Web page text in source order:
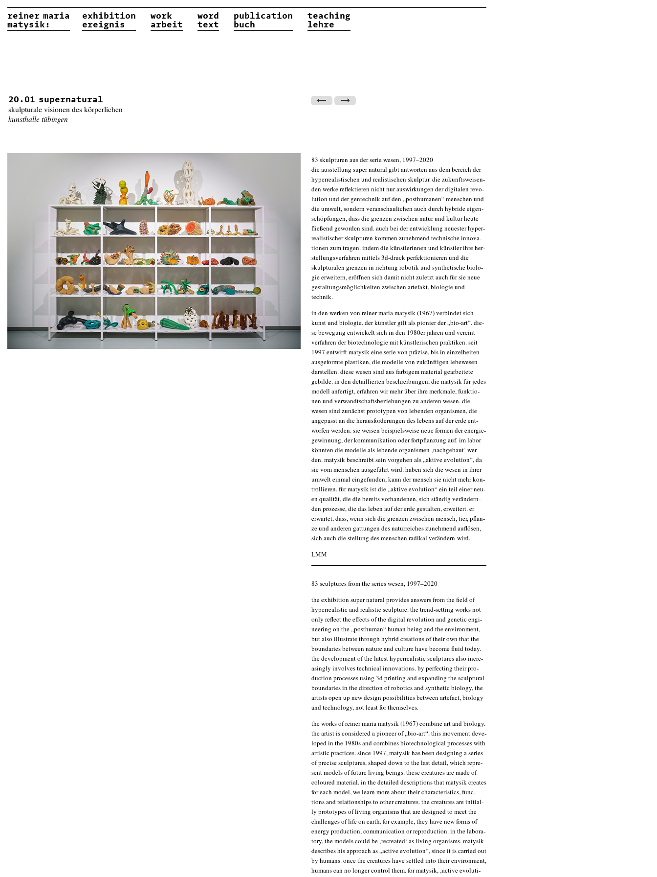
20.01 supernatural
skulpturale visionen des körperlichen
kunsthalle tübingen
83 skulp­tu­ren aus der serie wesen, 1997–2020
die aus­stel­lung super natu­ral gibt ant­wor­ten aus dem bereich der
hyper­rea­lis­ti­schen und rea­lis­ti­schen skulp­tur. die zukunfts­wei­sen­
den wer­ke reflek­tie­ren nicht nur aus­wir­kun­gen der digi­ta­len revo­
lu­ti­on und der gen­tech­nik auf den „post­hu­ma­nen“ men­schen und
die umwelt, son­dern ver­an­schau­li­chen auch durch hybri­de eigen­
schöp­fun­gen, dass die gren­zen zwi­schen natur und kul­tur heu­te
flie­ßend gewor­den sind. auch bei der ent­wick­lung neu­es­ter hyper­
rea­lis­ti­scher skulp­tu­ren kom­men zuneh­mend tech­ni­sche inno­va­
tio­nen zum tra­gen. indem die künst­le­rin­nen und künst­ler ihre her­
stel­lungs­ver­fah­ren mit­tels 3d-druck per­fek­tio­nie­ren und die
skulp­tu­ra­len gren­zen in rich­tung robo­tik und syn­the­ti­sche bio­lo­
gie erwei­tern, eröff­nen sich damit nicht zuletzt auch für sie neue
gestal­tungs­mög­lich­kei­ten zwi­schen arte­fakt, bio­lo­gie und
technik.
in den wer­ken von rei­ner maria maty­sik (1967) ver­bin­det sich
kunst und bio­lo­gie. der künst­ler gilt als pio­nier der „bio-art“. die­
se bewe­gung ent­wi­ckelt sich in den 1980er jah­ren und ver­eint
ver­fah­ren der bio­tech­no­lo­gie mit künst­le­ri­schen prak­ti­ken. seit
1997 ent­wirft maty­sik eine serie von prä­zi­se, bis in ein­zel­hei­ten
aus­ge­form­te plas­ti­ken, die model­le von zukünf­ti­gen lebe­we­sen
dar­stel­len. die­se wesen sind aus far­bi­gem mate­ri­al gear­bei­te­te
gebil­de. in den detail­lier­ten beschrei­bun­gen, die maty­sik für jedes
modell anfer­tigt, erfah­ren wir mehr über ihre merk­ma­le, funk­tio­
nen und ver­wandt­schafts­be­zie­hun­gen zu ande­ren wesen. die
wesen sind zunächst pro­to­ty­pen von leben­den orga­nis­men, die
ange­passt an die her­aus­for­de­run­gen des lebens auf der erde ent­
wor­fen wer­den. sie wei­sen bei­spiels­wei­se neue for­men der ener­gie­
ge­win­nung, der kom­mu­ni­ka­ti­on oder fort­pflan­zung auf. im labor
könn­ten die model­le als leben­de orga­nis­men ‚nach­ge­baut‘ wer­
den. maty­sik beschreibt sein vor­ge­hen als „akti­ve evo­lu­ti­on“, da
sie vom men­schen aus­ge­führt wird. haben sich die wesen in ihrer
umwelt ein­mal ein­ge­fun­den, kann der mensch sie nicht mehr kon­
trol­lie­ren. für maty­sik ist die „akti­ve evo­lu­ti­on“ ein teil einer neu­
en qua­li­tät, die die bereits vor­han­de­nen, sich stän­dig ver­än­dern­
den pro­zes­se, die das leben auf der erde gestal­ten, erwei­tert. er
erwar­tet, dass, wenn sich die gren­zen zwi­schen mensch, tier, pflan­
ze und ande­ren gat­tun­gen des natur­rei­ches zuneh­mend auf­lö­sen,
sich auch die stel­lung des men­schen radi­kal ver­än­dern wird.
LMM
83 sculp­tures from the series wesen, 1997–2020
the exhi­bi­ti­on super natu­ral pro­vi­des ans­wers from the field of
hyper­rea­li­stic and rea­li­stic sculp­tu­re. the trend-set­ting works not
only reflect the effects of the digi­tal revo­lu­ti­on and gene­tic engi­
nee­ring on the „post­hu­man“ human being and the envi­ron­ment,
but also illus­tra­te through hybrid crea­ti­ons of their own that the
boun­da­ries bet­ween natu­re and cul­tu­re have beco­me flu­id today.
the deve­lo­p­ment of the latest hyper­rea­li­stic sculp­tures also incre­
asing­ly invol­ves tech­ni­cal inno­va­tions. by per­fec­ting their pro­
duc­tion pro­ces­ses using 3d prin­ting and expan­ding the sculp­tu­ral
boun­da­ries in the direc­tion of robo­tics and syn­the­tic bio­lo­gy, the
artists open up new design pos­si­bi­li­ties bet­ween arte­fact, bio­lo­gy
and tech­no­lo­gy, not least for themselves.
the works of rei­ner maria maty­sik (1967) com­bi­ne art and bio­lo­gy.
the artist is con­side­red a pio­neer of „bio-art“. this move­ment deve­
lo­ped in the 1980s and com­bi­nes bio­tech­no­lo­gi­cal pro­ces­ses with
artis­tic prac­ti­ces. sin­ce 1997, maty­sik has been desig­ning a series
of pre­cise sculp­tures, shaped down to the last detail, which repre­
sent models of future living beings. the­se crea­tures are made of
colou­red mate­ri­al. in the detail­ed descrip­ti­ons that maty­sik crea­tes
for each model, we learn more about their cha­rac­te­ristics, func­
tions and rela­ti­onships to other crea­tures. the crea­tures are initi­al­
ly pro­to­ty­pes of living orga­nisms that are desi­gned to meet the
chal­lenges of life on earth. for exam­p­le, they have new forms of
ener­gy pro­duc­tion, com­mu­ni­ca­ti­on or repro­duc­tion. in the labo­ra­
to­ry, the models could be ‚recrea­ted‘ as living orga­nisms. maty­sik
descri­bes his approach as „acti­ve evo­lu­ti­on“, sin­ce it is car­ri­ed out
by humans. once the crea­tures have sett­led into their envi­ron­ment,
humans can no lon­ger con­trol them. for maty­sik, ‚acti­ve evo­lu­ti­
reinermaria
matysik:
exhibition
ereignis
work
arbeit
word
text
publication
buch
teaching
lehre